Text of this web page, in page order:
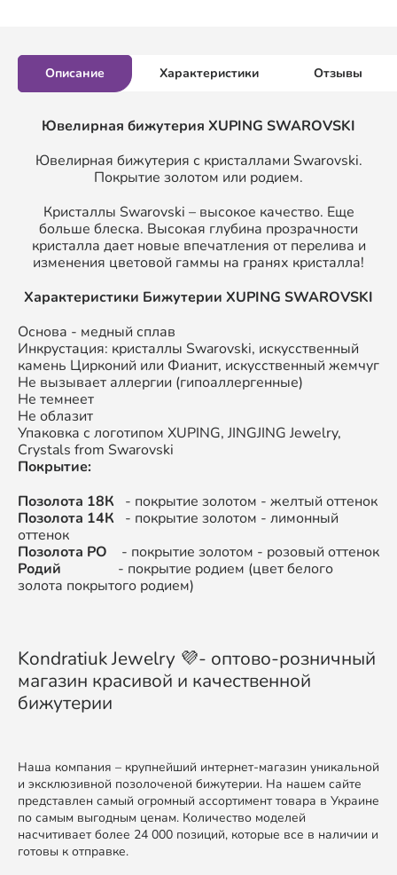
Описание Характеристики Отзывы
Ювелирная бижутерия XUPING SWAROVSKI
Ювелирная бижутерия с кристаллами Swarovski.
Покрытие золотом или родием.
Кристаллы Swarovski – высокое качество. Еще
больше блеска. Высокая глубина прозрачности
кристалла дает новые впечатления от перелива и
изменения цветовой гаммы на гранях кристалла!
Характеристики Бижутерии XUPING SWAROVSKI
Основа - медный сплав
Инкрустация: кристаллы Swarovski, искусственный
камень Цирконий или Фианит, искусственный жемчуг
Не вызывает аллергии (гипоаллергенные)
Не темнеет
Не облазит
Упаковка с логотипом XUPING, JINGJING Jewelry,
Crystals from Swarovski
Покрытие:
Позолота 18К - покрытие золотом - желтый оттенок
Позолота 14К - покрытие золотом - лимонный
оттенок
Позолота РО
- покрытие золотом - розовый оттенок
Родий - покрытие родием (цвет белого
золота покрытого родием)
Kondratiuk Jewelry 💜- оптово-розничный
магазин красивой и качественной
бижутерии
Наша компания – крупнейший интернет-магазин уникальной
и эксклюзивной позолоченой бижутерии. На нашем сайте
представлен самый огромный ассортимент товара в Украине
по самым выгодным ценам. Количество моделей
насчитивает более 24 000 позиций, которые все в наличии и
готовы к отправке.